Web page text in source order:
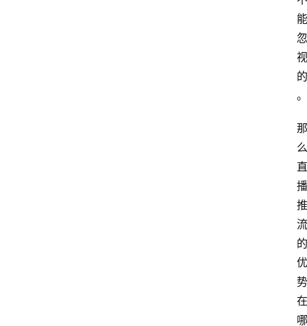
能
忽
视
的
。
那
么
直
播
推
流
的
优
势
在
哪